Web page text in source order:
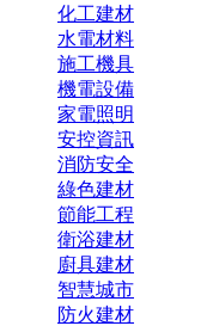
化工建材
水電材料
施工機具
機電設備
家電照明
安控資訊
消防安全
綠色建材
節能工程
衛浴建材
廚具建材
智慧城市
防火建材